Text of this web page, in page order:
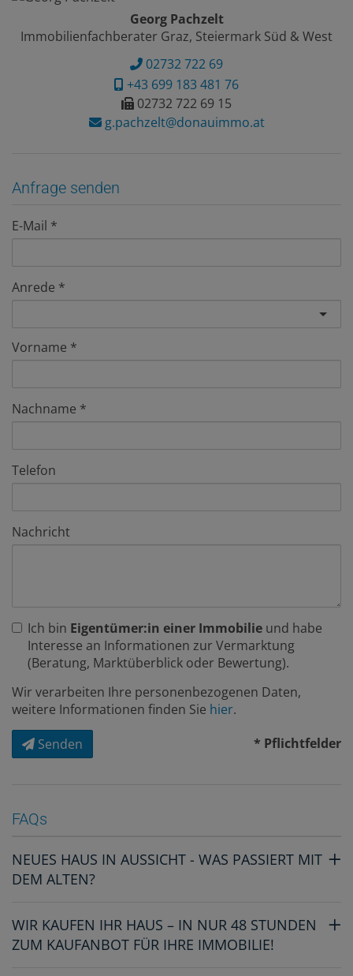
Georg Pachzelt
Immobilienfachberater Graz, Steiermark Süd & West
02732 722 69
+43 699 183 481 76
02732 722 69 15
g.pachzelt@donauimmo.at
Anfrage senden
E-Mail
Anrede
Vorname
Nachname
Telefon
Nachricht
Ich bin Eigentümer:in einer Immobilie und habe
Interesse an Informationen zur Vermarktung
(Beratung, Marktüberblick oder Bewertung).
Wir verarbeiten Ihre personenbezogenen Daten,
weitere Informationen finden Sie hier.
Senden
* Pflichtfelder
FAQs
NEUES HAUS IN AUSSICHT - WAS PASSIERT MIT
DEM ALTEN?
WIR KAUFEN IHR HAUS – IN NUR 48 STUNDEN
ZUM KAUFANBOT FÜR IHRE IMMOBILIE!